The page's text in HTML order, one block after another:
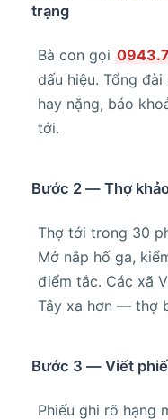
trạng
Bà con gọi
dấu hiệu. Tổng
hay nặng, báo
tới.
Bước 2 — Thợ
Thợ tới trong 30
Mở nắp hố ga,
điểm tắc. Các xã
Tây xa hơn — thợ
Bước 3 — Viết
Phiếu ghi rõ hạng